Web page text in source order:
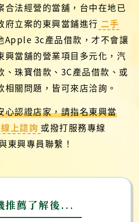
合法經營的當舖，台中在地已
府立案的東興當鋪進行 二手
Apple 3c產品借款，才不會讓
興當舖的營業項目多元化，汽
、珠寶借款、3C產品借款、或
關問題，皆可來店洽詢。
心認證店家，請指名東興當
上諮詢 或撥打服務專線
東興專員聯繫！
推薦了解後...